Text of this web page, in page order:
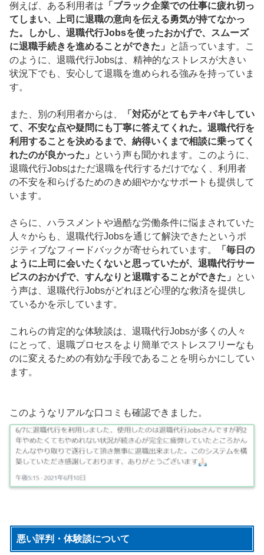
例えば、ある利用者は 「ブラック企業での仕事に疲れ切っ
てしまい、上司に退職の意向を伝える勇気が持てなかっ
た。しかし、退職代行Jobsを使ったおかげで、スムーズ
に退職手続きを進めることができた」
と語っています。こ
のように、退職代行Jobsは、精神的なストレスが大きい
状況下でも、安心して退職を進められる強みを持っていま
す。
また、別の利用者からは、
「対応がとてもテキパキしてい
て、不安な点や疑問にも丁寧に答えてくれた。退職代行を
利用することを決めるまで、納得いくまで相談に乗ってく
れたのが良かった」
という声も聞かれます。このように、
退職代行Jobsはただ退職を代行するだけでなく、利用者
の不安を和らげるためのきめ細やかなサポートも提供して
います。
さらに、ハラスメントや過酷な労働条件に悩まされていた
人々からも、退職代行Jobsを通じて解決できたというポ
ジティブなフィードバックが寄せられています。
「毎日の
ように上司に会いたくないと思っていたが、退職代行サー
ビスのおかげで、すんなりと退職することができた」
とい
う声は、退職代行Jobsがどれほど心理的な救済を提供し
ているかを示しています。
これらの肯定的な体験談は、退職代行Jobsが多くの人々
にとって、退職プロセスをより簡単でストレスフリーなも
のに変えるための有効な手段であることを明らかにしてい
ます。
このようなリアルな口コミも確認できました。
悪い評判・体験談について